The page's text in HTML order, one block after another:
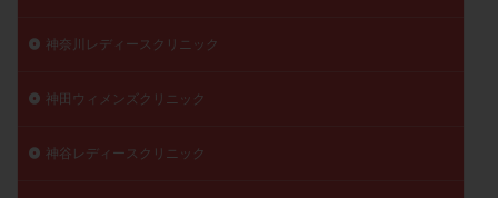
神奈川レディースクリニック
神田ウィメンズクリニック
神谷レディースクリニック